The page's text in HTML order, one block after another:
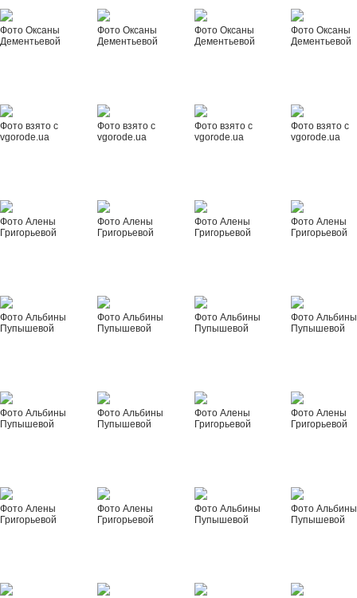
Фото Оксаны
Дементьевой
Фото Оксаны
Дементьевой
Фото Оксаны
Дементьевой
Фото Оксаны
Дементьевой
Фото взято с
vgorode.ua
Фото взято с
vgorode.ua
Фото взято с
vgorode.ua
Фото взято с
vgorode.ua
Фото Алены
Григорьевой
Фото Алены
Григорьевой
Фото Алены
Григорьевой
Фото Алены
Григорьевой
Фото Альбины
Пупышевой
Фото Альбины
Пупышевой
Фото Альбины
Пупышевой
Фото Альбины
Пупышевой
Фото Альбины
Пупышевой
Фото Альбины
Пупышевой
Фото Алены
Григорьевой
Фото Алены
Григорьевой
Фото Алены
Григорьевой
Фото Алены
Григорьевой
Фото Альбины
Пупышевой
Фото Альбины
Пупышевой